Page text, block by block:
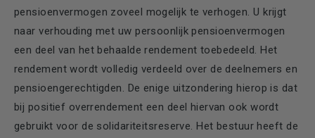
pensioenvermogen zoveel mogelijk te verhogen. U krijgt
naar verhouding met uw persoonlijk pensioenvermogen
een deel van het behaalde rendement toebedeeld. Het
rendement wordt volledig verdeeld over de deelnemers en
pensioengerechtigden. De enige uitzondering hierop is dat
bij positief overrendement een deel hiervan ook wordt
gebruikt voor de solidariteitsreserve. Het bestuur heeft de